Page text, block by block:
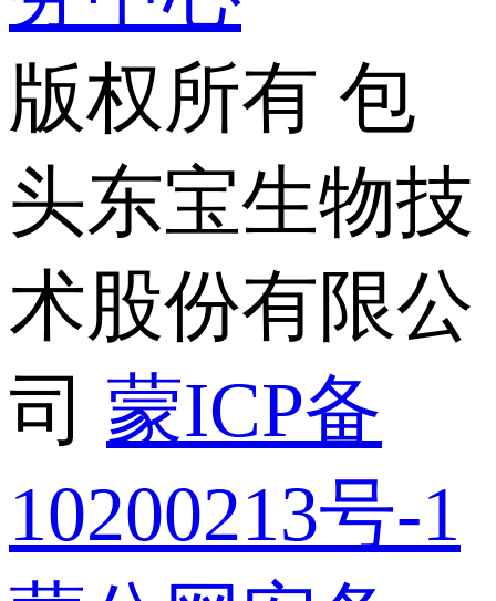
版权所有 包
头东宝生物技
术股份有限公
司 蒙ICP备
10200213号-1